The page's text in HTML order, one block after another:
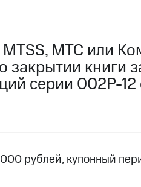
МТС или
закрытии книги
серии 002Р-
рублей, купонный